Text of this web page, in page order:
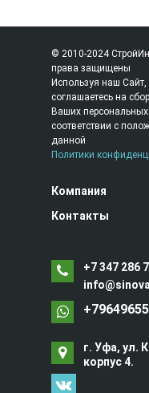
© 2010-2024
права защищены
Используя наш
соглашаетесь на
Ваших
соответствии с
данной
Политики
Компания
Контакты
+7 347 286
г. Уфа, ул.
корпус 4.